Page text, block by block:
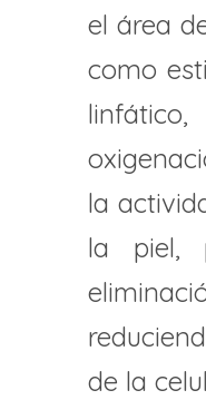
el área
como
la
la piel,
de la